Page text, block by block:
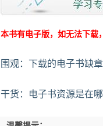
本书有电子版，如无法下载
围观：下载的电子书缺
干货：电子书资源是在哪